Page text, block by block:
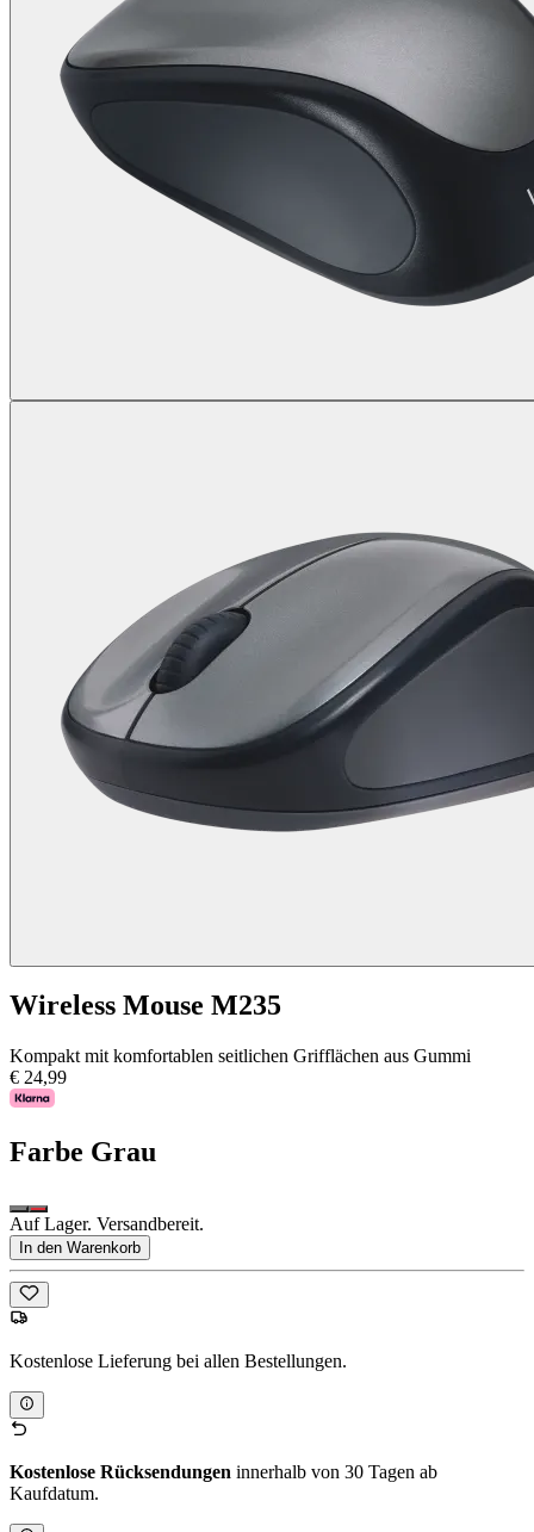
Wireless Mouse M235
Kompakt mit komfortablen seitlichen Grifflächen aus Gummi
€ 24,99
Farbe Grau
Auf Lager. Versandbereit.
In den Warenkorb
Kostenlose Lieferung bei allen Bestellungen.
Kostenlose Rücksendungen innerhalb von 30 Tagen ab
Kaufdatum.